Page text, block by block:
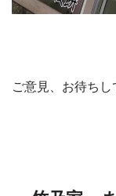
ご意見、お待ち